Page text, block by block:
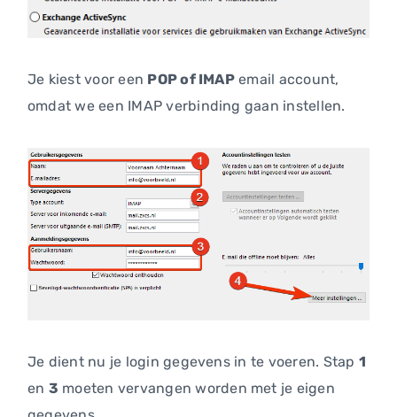
Je kiest voor een POP of IMAPemail account,
omdat we een IMAP verbinding gaan instellen.
Je dient nu je login gegevens in te voeren. Stap 1
en 3 moeten vervangen worden met je eigen